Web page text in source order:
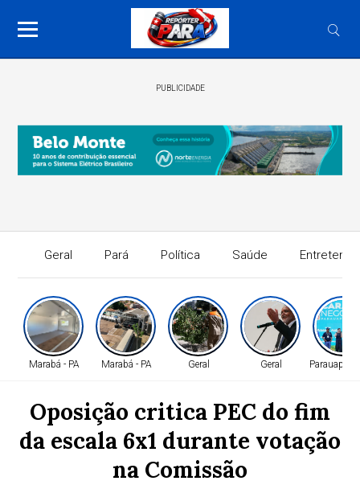
PUBLICIDADE
Geral Pará Política Saúde
Marabá - PA Marabá - PA Geral Geral
Oposição critica PEC do fim
da escala 6x1 durante votação
na Comissão